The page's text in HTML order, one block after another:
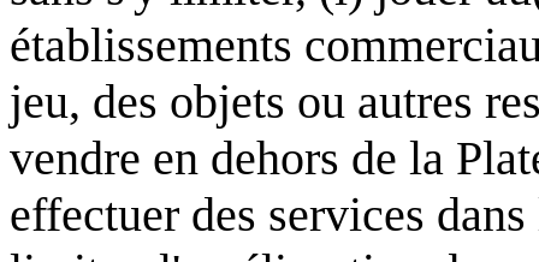
établissements
jeu, des objets ou autres
vendre en dehors de la
effectuer des services